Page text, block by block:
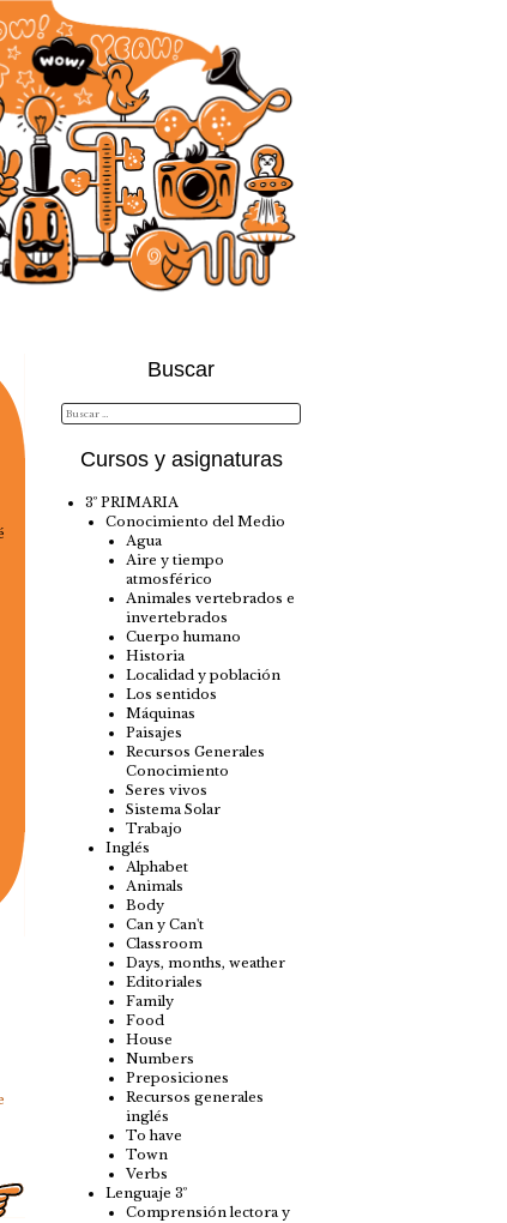
Buscar
Cursos y asignaturas
3º PRIMARIA
Conocimiento del Medio
Agua
Aire y tiempo
atmosférico
Animales vertebrados e
invertebrados
Cuerpo humano
Historia
Localidad y población
Los sentidos
Máquinas
Paisajes
Recursos Generales
Conocimiento
Seres vivos
Sistema Solar
Trabajo
Inglés
Alphabet
Animals
Body
Can y Can't
Classroom
Days, months, weather
Editoriales
Family
Food
House
Numbers
Preposiciones
Recursos generales
inglés
To have
Town
Verbs
Lenguaje 3º
Comprensión lectora y